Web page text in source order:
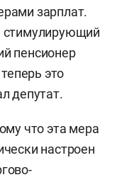
зарплат.
стимулирующий
пенсионер
это
депутат.
что эта мера
настроен